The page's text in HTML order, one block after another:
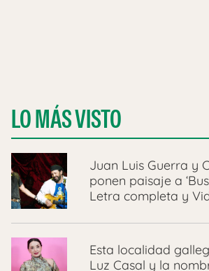
LO MÁS VISTO
Juan Luis Guerra y
ponen paisaje a
Letra completa y
Esta localidad
Luz Casal y la